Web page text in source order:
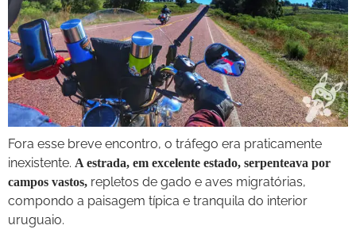
Fora esse breve encontro, o tráfego era praticamente
inexistente. A estrada, em excelente estado, serpenteava por
campos vastos, repletos de gado e aves migratórias,
compondo a paisagem típica e tranquila do interior
uruguaio.